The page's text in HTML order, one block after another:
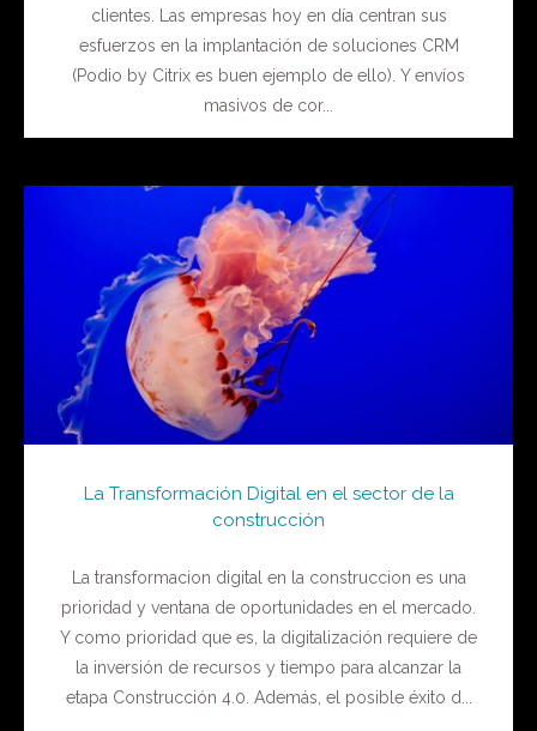
clientes. Las empresas hoy en día centran sus
esfuerzos en la implantación de soluciones CRM
(Podio by Citrix es buen ejemplo de ello). Y envíos
masivos de cor...
La Transformación Digital en el sector de la
construcción
La transformacion digital en la construccion es una
prioridad y ventana de oportunidades en el mercado.
Y como prioridad que es, la digitalización requiere de
la inversión de recursos y tiempo para alcanzar la
etapa Construcción 4.0. Además, el posible éxito d...